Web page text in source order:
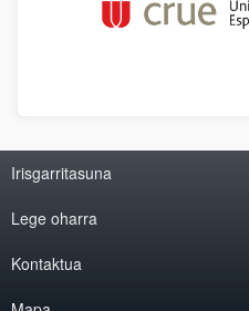
Irisgarritasuna
Lege oharra
Kontaktua